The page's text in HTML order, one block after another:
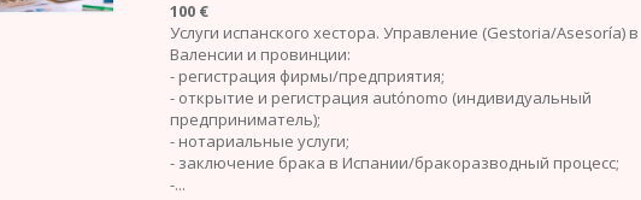
100 €
Услуги испанского хестора. Управление (Gestoria/Asesoría) в
Валенсии и провинции:
- регистрация фирмы/предприятия;
- открытие и регистрация autónomo (индивидуальный
предприниматель);
- нотариальные услуги;
- заключение брака в Испании/бракоразводный процесс;
-...